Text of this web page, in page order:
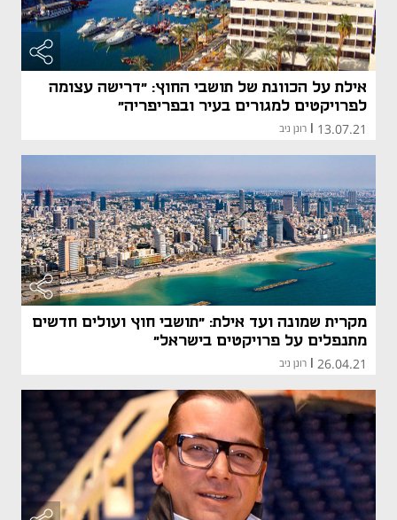
אילת על הכוונת של תושבי החוץ: "דרישה עצומה
לפרויקטים למגורים בעיר ובפריפריה"
13.07.21 רונן ניב
מקרית שמונה ועד אילת: "תושבי חוץ ועולים חדשים
מתנפלים על פרויקטים בישראל"
26.04.21 רונן ניב